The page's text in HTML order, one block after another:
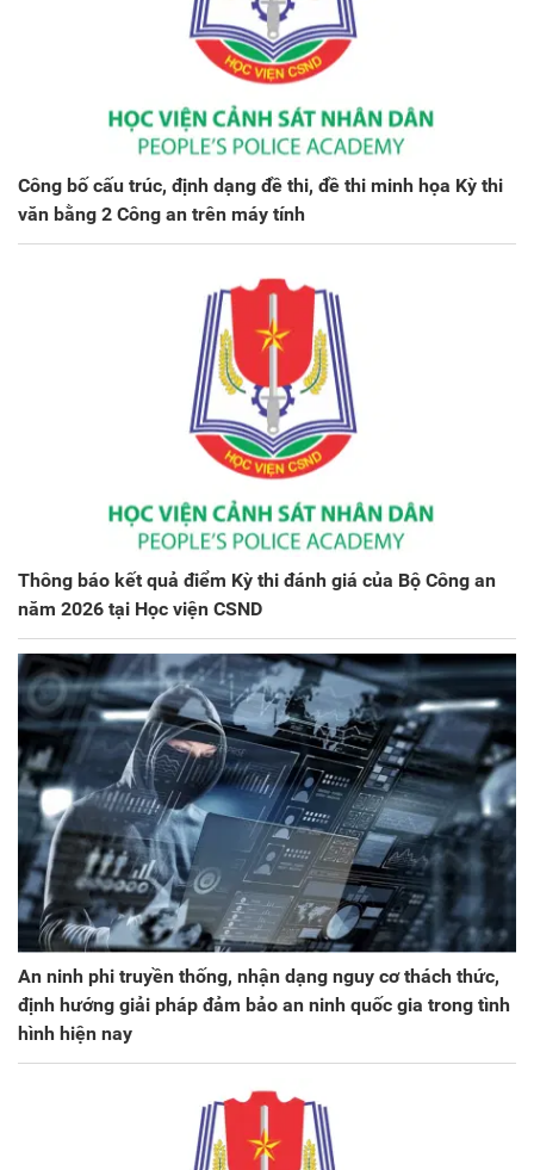
Công bố cấu trúc, định dạng đề thi, đề thi minh họa Kỳ thi
văn bằng 2 Công an trên máy tính
Thông báo kết quả điểm Kỳ thi đánh giá của Bộ Công an
năm 2026 tại Học viện CSND
An ninh phi truyền thống, nhận dạng nguy cơ thách thức,
định hướng giải pháp đảm bảo an ninh quốc gia trong tình
hình hiện nay